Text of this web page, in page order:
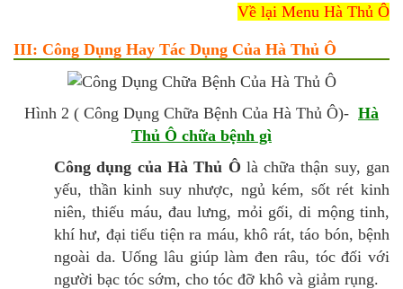
Về lại Menu Hà Thủ Ô
III: Công Dụng Hay Tác Dụng Của Hà Thủ Ô
Hình 2 ( Công Dụng Chữa Bệnh Của Hà Thủ Ô)- Hà
Thủ Ô chữa bệnh gì
Công dụng của Hà Thủ Ô là chữa thận suy, gan
yếu, thần kinh suy nhược, ngủ kém, sốt rét kinh
niên, thiếu máu, đau lưng, mỏi gối, di mộng tinh,
khí hư, đại tiểu tiện ra máu, khô rát, táo bón, bệnh
ngoài da. Uống lâu giúp làm đen râu, tóc đối với
người bạc tóc sớm, cho tóc đỡ khô và giảm rụng.